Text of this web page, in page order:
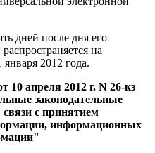
дней после дня его
на
2012 года.
10 апреля 2012 г. N 26-кз
законодательные
с принятием
информационных